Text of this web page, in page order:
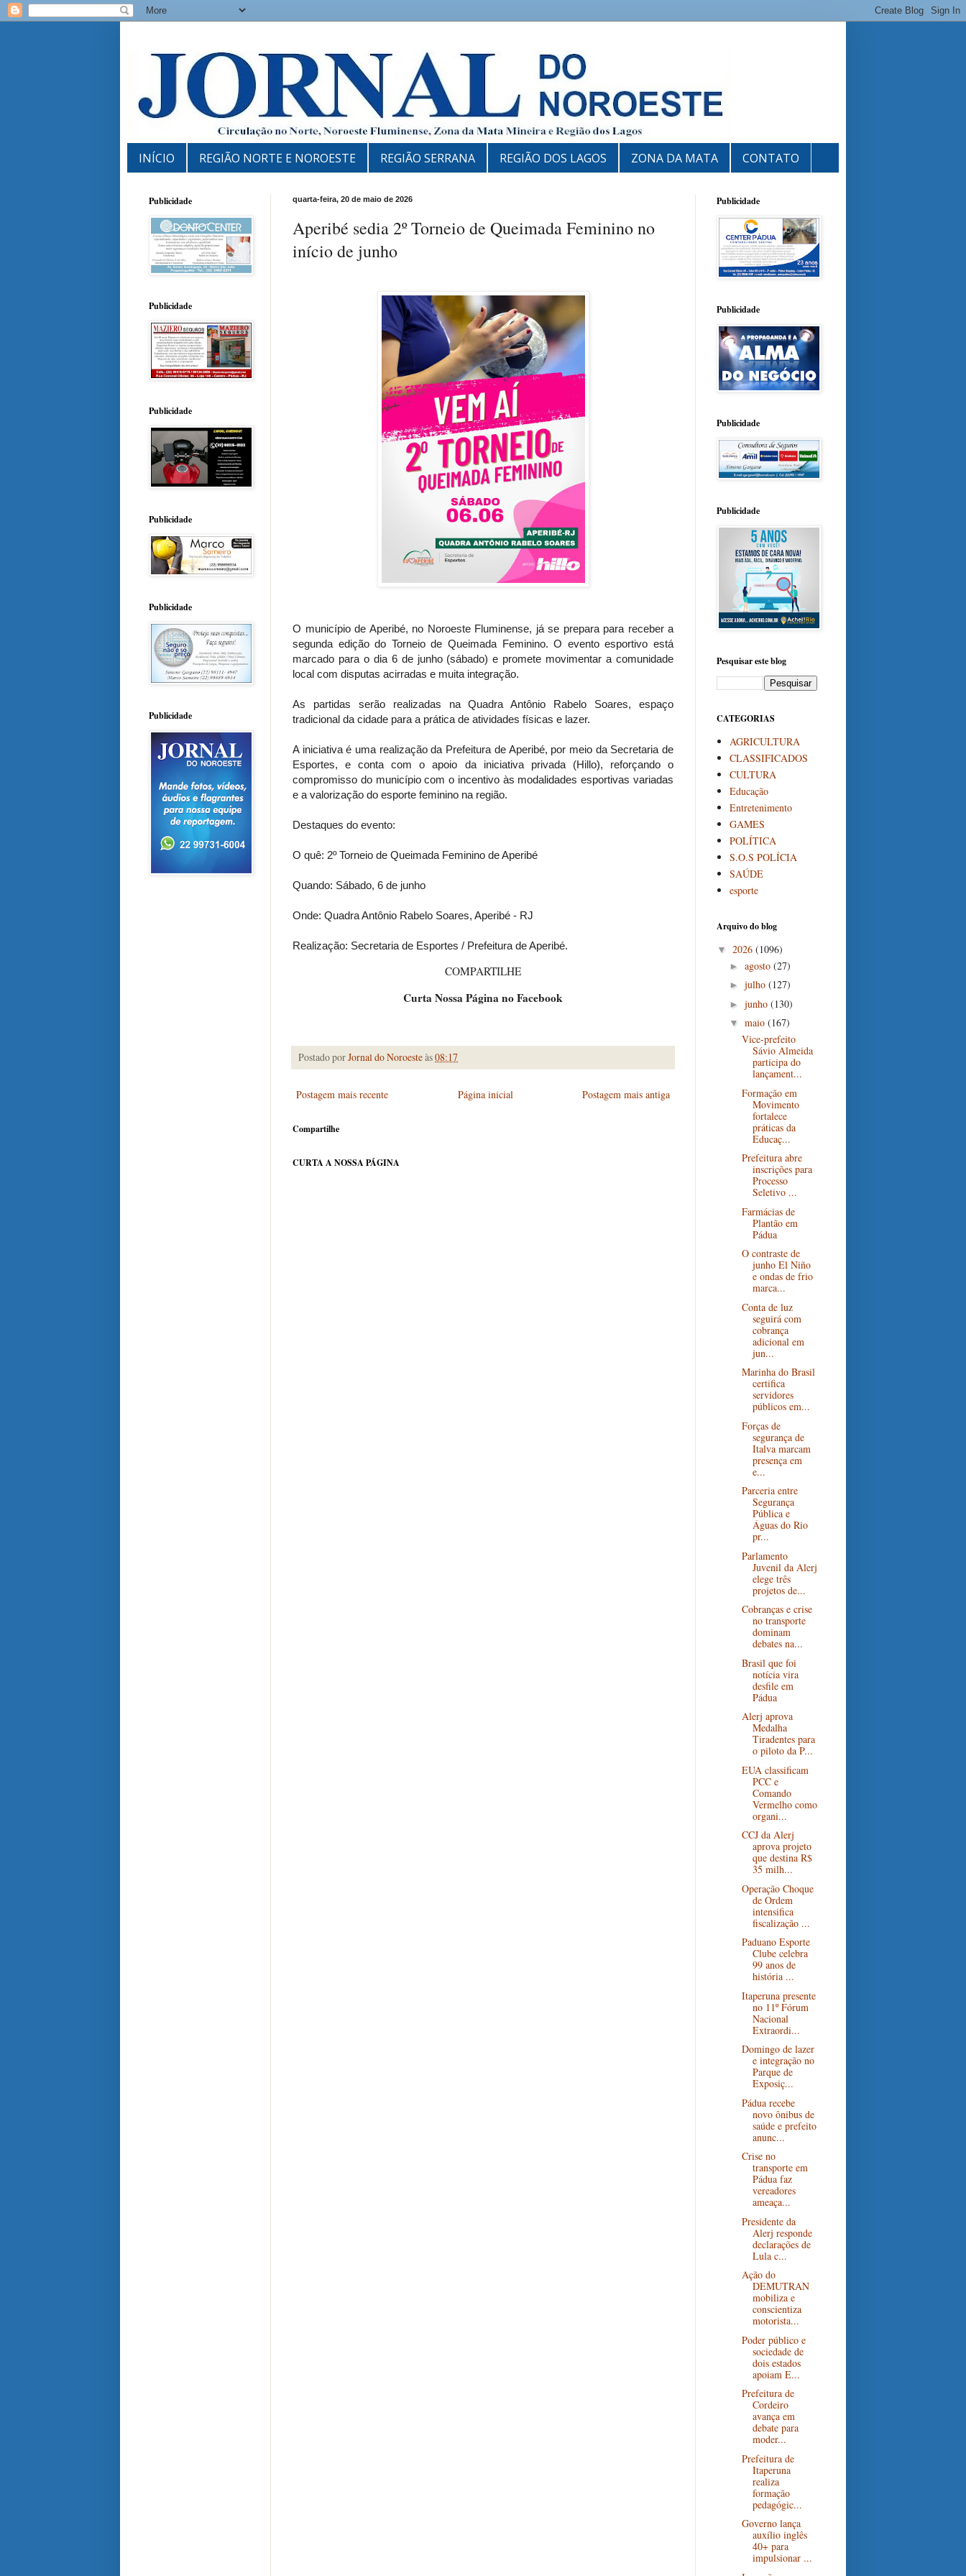
INÍCIO REGIÃO NORTE E NOROESTE REGIÃO SERRANA REGIÃO DOS LAGOS ZONA DA MATA CONTATO
quarta-feira, 20 de maio de 2026
Aperibé sedia 2º Torneio de Queimada Feminino no
início de junho
O município de Aperibé, no Noroeste Fluminense, já se prepara para receber a
segunda edição do Torneio de Queimada Feminino. O evento esportivo está
marcado para o dia 6 de junho (sábado) e promete movimentar a comunidade
local com disputas acirradas e muita integração.
As partidas serão realizadas na Quadra Antônio Rabelo Soares, espaço
tradicional da cidade para a prática de atividades físicas e lazer.
A iniciativa é uma realização da Prefeitura de Aperibé, por meio da Secretaria de
Esportes, e conta com o apoio da iniciativa privada (Hillo), reforçando o
compromisso do município com o incentivo às modalidades esportivas variadas
e a valorização do esporte feminino na região.
Destaques do evento:
O quê: 2º Torneio de Queimada Feminino de Aperibé
Quando: Sábado, 6 de junho
Onde: Quadra Antônio Rabelo Soares, Aperibé - RJ
Realização: Secretaria de Esportes / Prefeitura de Aperibé.
COMPARTILHE
Curta Nossa Página no Facebook
Postado porJornal do Noroesteàs08:17
Postagem mais recente Postagem mais antiga
Página inicial
Compartilhe
CURTA A NOSSA PÁGINA
Publicidade
Publicidade
Publicidade
Publicidade
Publicidade
Publicidade
Publicidade
Publicidade
Publicidade
Publicidade
Pesquisar este blog
CATEGORIAS
AGRICULTURA
CLASSIFICADOS
CULTURA
Educação
Entretenimento
GAMES
POLÍTICA
S.O.S POLÍCIA
SAÚDE
esporte
Arquivo do blog
▼ 2026 (1096)
► agosto (27)
► julho (127)
► junho (130)
▼ maio (167)
Vice-prefeito
Sávio Almeida
participa do
lançament...
Formação em
Movimento
fortalece
práticas da
Educaç...
Prefeitura abre
inscrições para
Processo
Seletivo ...
Farmácias de
Plantão em
Pádua
O contraste de
junho El Niño
e ondas de frio
marca...
Conta de luz
seguirá com
cobrança
adicional em
jun...
Marinha do Brasil
certifica
servidores
públicos em...
Forças de
segurança de
Italva marcam
presença em
e...
Parceria entre
Segurança
Pública e
Águas do Rio
pr...
Parlamento
Juvenil da Alerj
elege três
projetos de...
Cobranças e crise
no transporte
dominam
debates na...
Brasil que foi
notícia vira
desfile em
Pádua
Alerj aprova
Medalha
Tiradentes para
o piloto da P...
EUA classificam
PCC e
Comando
Vermelho como
organi...
CCJ da Alerj
aprova projeto
que destina R$
35 milh...
Operação Choque
de Ordem
intensifica
fiscalização ...
Paduano Esporte
Clube celebra
99 anos de
história ...
Itaperuna presente
no 11º Fórum
Nacional
Extraordi...
Domingo de lazer
e integração no
Parque de
Exposiç...
Pádua recebe
novo ônibus de
saúde e prefeito
anunc...
Crise no
transporte em
Pádua faz
vereadores
ameaça...
Presidente da
Alerj responde
declarações de
Lula c...
Ação do
DEMUTRAN
mobiliza e
conscientiza
motorista...
Poder público e
sociedade de
dois estados
apoiam E...
Prefeitura de
Cordeiro
avança em
debate para
moder...
Prefeitura de
Itaperuna
realiza
formação
pedagógic...
Governo lança
auxílio inglês
40+ para
impulsionar ...